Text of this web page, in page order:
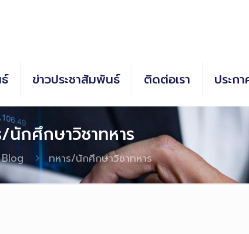
ข่าวประชาสัมพันธ์ ติดต่อเรา ประกา
นักศึกษาวิชาทหาร
Blog ทหาร/นักศึกษาวิชาทหาร